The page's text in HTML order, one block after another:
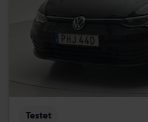
Testet